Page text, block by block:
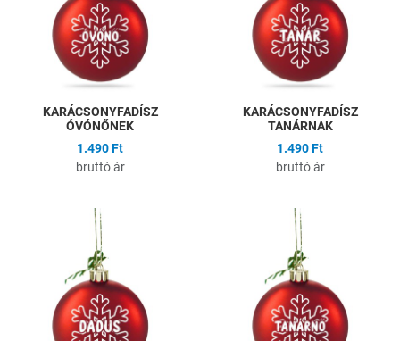
Gyors nézet
KARÁCSONYFADÍSZ
ÓVÓNŐNEK
1.490 Ft
bruttó ár
KARÁCSONYFADÍSZ
TANÁRNAK
1.490 Ft
bruttó ár
Hozzáadás a kívánságlistához
Gyors nézet